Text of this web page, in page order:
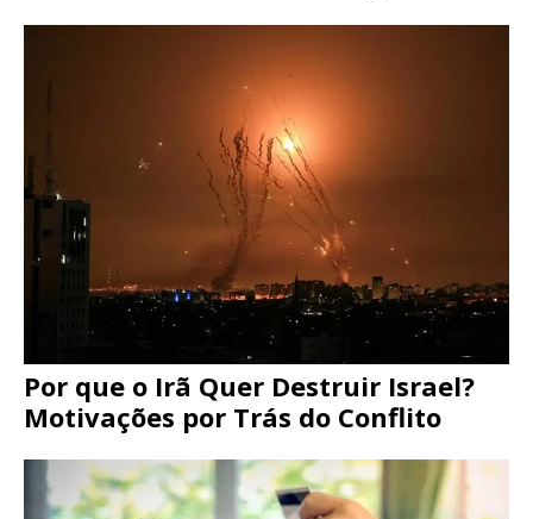
Por que o Irã Quer Destruir Israel?
Motivações por Trás do Conflito